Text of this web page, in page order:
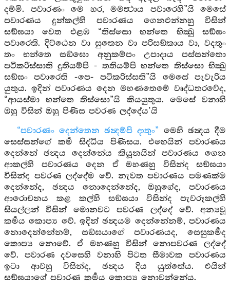
දම්මි. පවාරණං මෙ හර, මමත්‍ථාය පවාරෙහි”යි මෙසේ
පවාරණය දුන්කල්හි පවාරණය ගෙනඑන්නහු විසින්
සඞ්ඝයා වෙත එළඹ “තිස්සො භන්තෙ භික්‍ඛු සඞ්ඝං
පවාරෙති. දිට්ඨෙන වා සුතෙන වා පරිසඞ්කාය වා, වදතුං
තං භන්තෙ සඞ්ඝො අනුකම්පං උපාදාය පස්සන්තො
පටිකරිස්සාති දුතියම්පි - තතියම්පි භන්තෙ තිස්සො භික්‍ඛු
සඞ්ඝං පවාරෙති -පෙ- පටිකරිස්සති”යි මෙසේ පැවැරිය
යුතුය. ඉදින් පවාරණය දෙන මහණතෙමේ වෘද්ධතරවේද,
“ආයස්මා භන්තෙ තිස්සො”යි කියයුතුය. මෙසේ වනාහි
ඔහු විසින් ඔහු පිණිස පවරණ ලද්දේය’යි
“පවාරණං දෙන්තෙන ඡන්‍දම්පි දාතුං” මෙහි ඡන්‍දය දීම
සෙස්සන්ගේ කර්‍ම සිද්ධිය පිණිසය. එහෙයින් පවාරණය
දෙන්නේ ඡන්‍දය දෙන්නේය කියූනයින් පවාරණය ගෙන
ආකල්හි පවාරණය දෙන ඒ මහණහු විසින්ද සඞ්ඝයා
විසින්ද පවරණ ලද්දේම වේ. නැවත පවාරණය පමණක්ම
දෙන්නේද, ඡන්‍දය නොදෙන්නේද, ඔහුගේද, පවාරණය
ආරොචනය කළ කල්හි සඞ්ඝයා විසින්ද පැවරූකල්හි
සියල්ලන් විසින් මොනවට පවරණ ලද්දේ වේ. අන්‍යවූ
කර්‍මය කොප්‍ය වේ. ඉදින් ඡන්‍දයම දෙන්නේනම්, පවාරණය
නොදෙන්නේනම්, සඞ්ඝයාගේ පවාරණයද, සෙසුකර්‍මද
කොප්‍ය නොවේ. ඒ මහණහු විසින් නොපවරණ ලද්දේ
වේ. පවාරණ දවසෙහි වනාහි පිටත සීමාවක පවාරණය
ඉටා ආවහු විසින්ද, ඡන්‍දය දිය යුත්තේය. එයින්
සඞ්ඝයාගේ පවාරණ කර්‍මය කොප්‍ය නොවන්නේය.